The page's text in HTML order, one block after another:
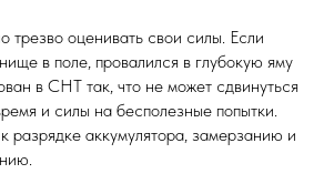
трезво оценивать свои силы. Если
в поле, провалился в глубокую яму
в СНТ так, что не может сдвинуться
и силы на бесполезные попытки.
разрядке аккумулятора, замерзанию и